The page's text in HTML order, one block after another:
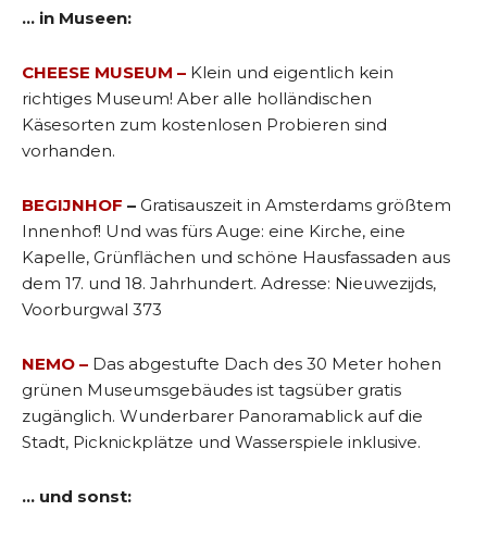
… in Museen:
CHEESE MUSEUM – Klein und eigentlich kein
richtiges Museum! Aber alle holländischen
Käsesorten zum kostenlosen Probieren sind
vorhanden.
BEGIJNHOF – Gratisauszeit in Amsterdams größtem
Innenhof! Und was fürs Auge: eine Kirche, eine
Kapelle, Grünflächen und schöne Hausfassaden aus
dem 17. und 18. Jahrhundert. Adresse: Nieuwezijds,
Voorburgwal 373
NEMO – Das abgestufte Dach des 30 Meter hohen
grünen Museumsgebäudes ist tagsüber gratis
zugänglich. Wunderbarer Panoramablick auf die
Stadt, Picknickplätze und Wasserspiele inklusive.
… und sonst: